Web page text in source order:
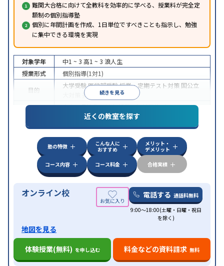
難関大合格に向けて全教科を効率的に学べる、授業料が完全定
額制の個別指導塾
個別に年間計画を作成、1日単位ですべきことも指示し、勉強
に集中できる環境を実現
続きを見る
対象学年 中1 ~ 3 高1 ~ 3 浪人生
授業形式
個別指導(1対1)
目的
大学受験医学部受験授業・定期テスト対策 国公立
英検(英語検定)対策
中高一貫校生に対応授業の振替可能オンライン対
自習室あり
近くの教室を探す
塾の特徴
こんな人に
おすすめ
メリット・
デメリット
コース内容
コース料金 合格実績
オンライン校 電話する 通話料無料
9:00～18:00(土曜・日曜・祝日
を除く)
地図を見る
体験授業(無料) を申し込む 料金などの資料請求 無料